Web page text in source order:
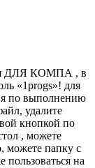
ДЛЯ КОМПА , в
«1progs»! для
по выполнению
удалите
кнопкой по
, можете
можете папку с
пользоваться на